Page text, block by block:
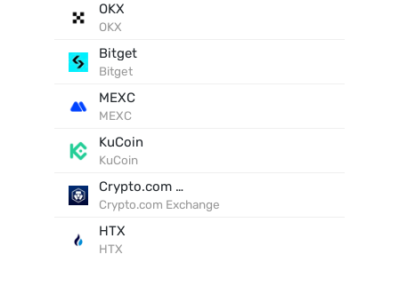
OKX
OKX
Bitget
Bitget
MEXC
MEXC
KuCoin
KuCoin
Crypto.com Exchange
Crypto.com Exchange
HTX
HTX